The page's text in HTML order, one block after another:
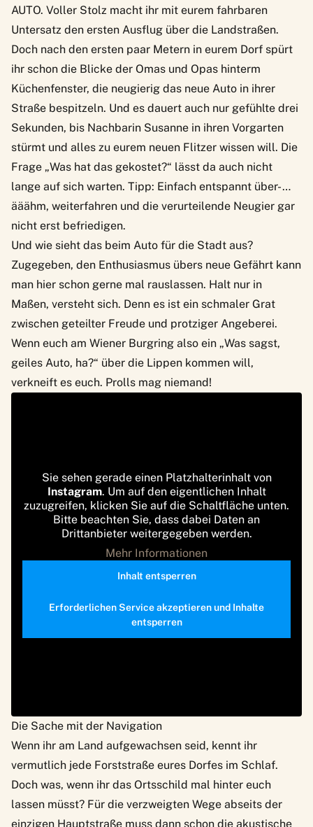
AUTO. Voller Stolz macht ihr mit eurem fahrbaren
Untersatz den ersten Ausflug über die Landstraßen.
Doch nach den ersten paar Metern in eurem Dorf spürt
ihr schon die Blicke der Omas und Opas hinterm
Küchenfenster, die neugierig das neue Auto in ihrer
Straße bespitzeln. Und es dauert auch nur gefühlte drei
Sekunden, bis Nachbarin Susanne in ihren Vorgarten
stürmt und alles zu eurem neuen Flitzer wissen will. Die
Frage „Was hat das gekostet?“ lässt da auch nicht
lange auf sich warten. Tipp: Einfach entspannt über- …
ääähm, weiterfahren und die verurteilende Neugier gar
nicht erst befriedigen.
Und wie sieht das beim Auto für die Stadt aus?
Zugegeben, den Enthusiasmus übers neue Gefährt kann
man hier schon gerne mal rauslassen. Halt nur in
Maßen, versteht sich. Denn es ist ein schmaler Grat
zwischen geteilter Freude und protziger Angeberei.
Wenn euch am Wiener Burgring also ein „Was sagst,
geiles Auto, ha?“ über die Lippen kommen will,
verkneift es euch. Prolls mag niemand!
Sie sehen gerade einen Platzhalterinhalt von
Instagram. Um auf den eigentlichen Inhalt
zuzugreifen, klicken Sie auf die Schaltfläche unten.
Bitte beachten Sie, dass dabei Daten an
Drittanbieter weitergegeben werden.
Mehr Informationen
Inhalt entsperren
Erforderlichen Service akzeptieren und Inhalte
entsperren
Die Sache mit der Navigation
Wenn ihr am Land aufgewachsen seid, kennt ihr
vermutlich jede Forststraße eures Dorfes im Schlaf.
Doch was, wenn ihr das Ortsschild mal hinter euch
lassen müsst? Für die verzweigten Wege abseits der
einzigen Hauptstraße muss dann schon die akustische